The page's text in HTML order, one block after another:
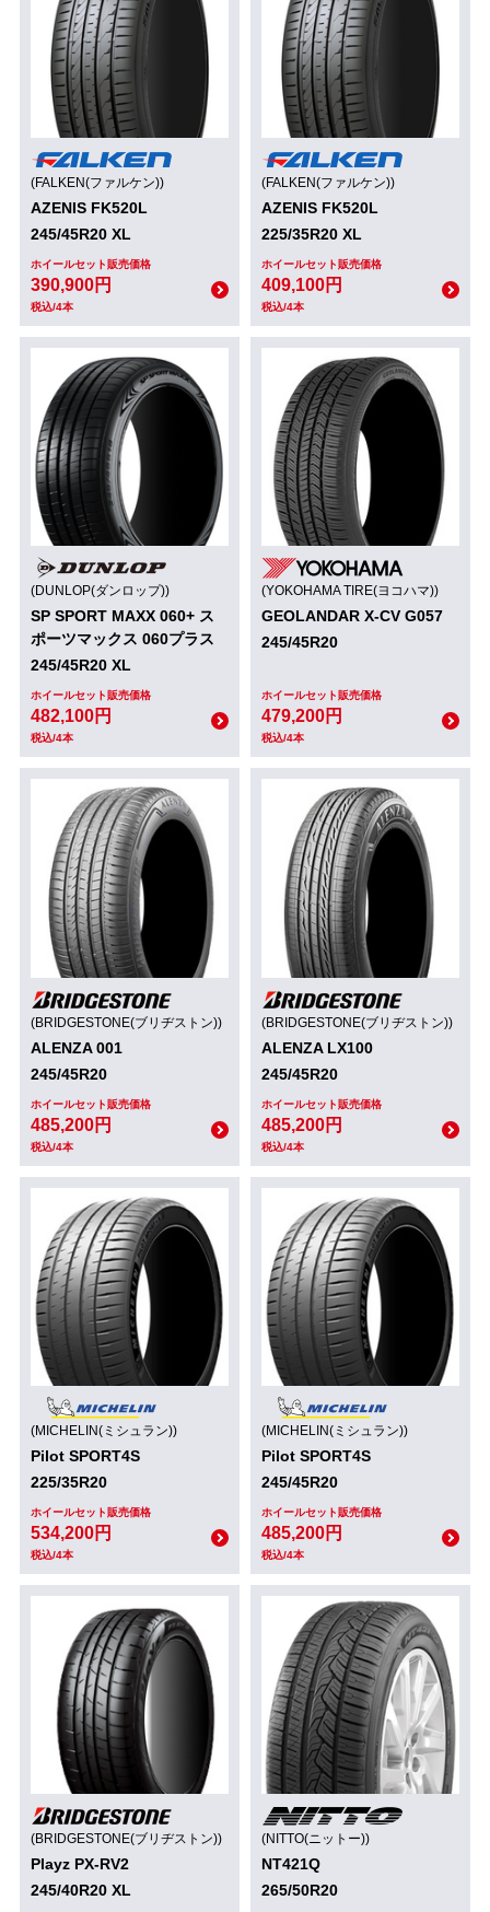
(FALKEN(ファルケン))
AZENIS FK520L
245/45R20 XL
ホイールセット販売価格
390,900円
税込/4本
(FALKEN(ファルケン))
AZENIS FK520L
225/35R20 XL
ホイールセット販売価格
409,100円
税込/4本
(DUNLOP(ダンロップ))
SP SPORT MAXX 060+ ス
ポーツマックス 060プラス
245/45R20 XL
ホイールセット販売価格
482,100円
税込/4本
(YOKOHAMA TIRE(ヨコハマ))
GEOLANDAR X-CV G057
245/45R20
ホイールセット販売価格
479,200円
税込/4本
(BRIDGESTONE(ブリヂストン))
ALENZA 001
245/45R20
ホイールセット販売価格
485,200円
税込/4本
(BRIDGESTONE(ブリヂストン))
ALENZA LX100
245/45R20
ホイールセット販売価格
485,200円
税込/4本
(MICHELIN(ミシュラン))
Pilot SPORT4S
225/35R20
ホイールセット販売価格
534,200円
税込/4本
(MICHELIN(ミシュラン))
Pilot SPORT4S
245/45R20
ホイールセット販売価格
485,200円
税込/4本
(BRIDGESTONE(ブリヂストン))
Playz PX-RV2
245/40R20 XL
(NITTO(ニットー))
NT421Q
265/50R20